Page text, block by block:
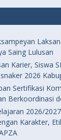
Saing Lulusan
Karier, Siswa
2026
Sertifikasi
Berkoordinasi
2026/
Karakter,